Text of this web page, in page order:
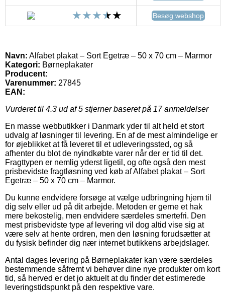
Besøg webshop
Navn: Alfabet plakat – Sort Egetræ – 50 x 70 cm – Marmor
Kategori: Børneplakater
Producent:
Varenummer: 27845
EAN:
Vurderet til 4.3 ud af 5 stjerner baseret på 17anmeldelser
En masse webbutikker i Danmark yder til alt held et stort
udvalg af løsninger til levering. En af de mest almindelige er
for øjeblikket at få leveret til et udleveringssted, og så
afhenter du blot de nyindkøbte varer når der er tid til det.
Fragttypen er nemlig yderst ligetil, og ofte også den mest
prisbevidste fragtløsning ved køb af Alfabet plakat – Sort
Egetræ – 50 x 70 cm – Marmor.
Du kunne endvidere forsøge at vælge udbringning hjem til
dig selv eller ud på dit arbejde. Metoden er gerne et hak
mere bekostelig, men endvidere særdeles smertefri. Den
mest prisbevidste type af levering vil dog altid vise sig at
være selv at hente ordren, men den løsning forudsætter at
du fysisk befinder dig nær internet butikkens arbejdslager.
Antal dages levering på Børneplakater kan være særdeles
bestemmende såfremt vi behøver dine nye produkter om kort
tid, så herved er det jo aktuelt at du finder det estimerede
leveringstidspunkt på den respektive vare.